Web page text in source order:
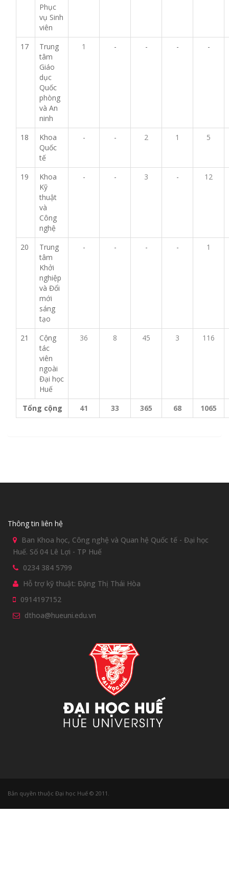
Phục
vụ Sinh
viên
17
Trung
tâm
Giáo
dục
Quốc
phòng
và An
ninh
1 - - - -
18
Khoa
Quốc
tế
- - 2 1 5
19
Khoa
Kỹ
thuật
và
Công
nghệ
- - 3 - 12
20
Trung
tâm
Khởi
nghiệp
và Đổi
mới
sáng
tạo
- - - - 1
21
Cộng
tác
viên
ngoài
Đại học
Huế
36 8 45 3 116
Tổng cộng 41 33 365 68 1065
Thông tin liên hệ
Ban Khoa học, Công nghệ và Quan hệ Quốc tế - Đại học
Huế. Số 04 Lê Lợi - TP Huế
0234 384 5799
Hỗ trợ kỹ thuật: Đặng Thị Thái Hòa
0914197152
dthoa@hueuni.edu.vn
Bản quyền thuộc Đại học Huế © 2011.